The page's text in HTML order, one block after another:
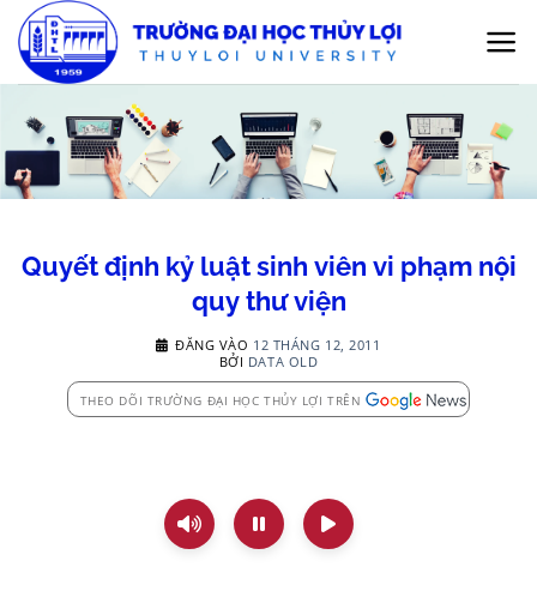
qua
nội
Quyết định kỷ luật sinh viên vi phạm nội
quy thư viện
ĐĂNG VÀO 12 THÁNG 12, 2011
BỞI DATA OLD
THEO DÕI TRƯỜNG ĐẠI HỌC THỦY LỢI TRÊN